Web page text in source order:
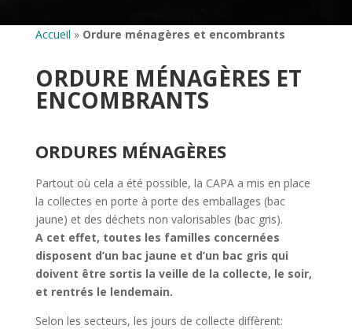
Accueil » Ordure ménagères et encombrants
ORDURE MÉNAGÈRES ET
ENCOMBRANTS
ORDURES MÉNAGÈRES
Partout où cela a été possible, la CAPA a mis en place
la collectes en porte à porte des emballages (bac
jaune) et des déchets non valorisables (bac gris).
A cet effet, toutes les familles concernées
disposent d’un bac jaune et d’un bac gris qui
doivent être sortis la veille de la collecte, le soir,
et rentrés le lendemain.
Selon les secteurs, les jours de collecte diffèrent: